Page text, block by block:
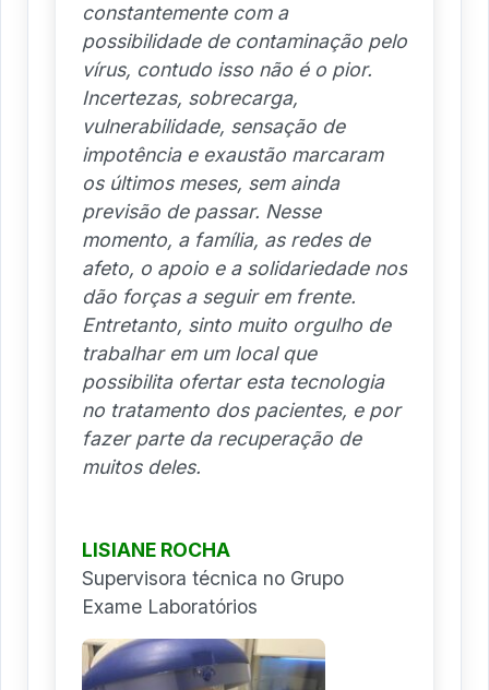
constantemente com a
possibilidade de contaminação pelo
vírus, contudo isso não é o pior.
Incertezas, sobrecarga,
vulnerabilidade, sensação de
impotência e exaustão marcaram
os últimos meses, sem ainda
previsão de passar. Nesse
momento, a família, as redes de
afeto, o apoio e a solidariedade nos
dão forças a seguir em frente.
Entretanto, sinto muito orgulho de
trabalhar em um local que
possibilita ofertar esta tecnologia
no tratamento dos pacientes, e por
fazer parte da recuperação de
muitos deles.
LISIANE ROCHA
Supervisora técnica no Grupo
Exame Laboratórios